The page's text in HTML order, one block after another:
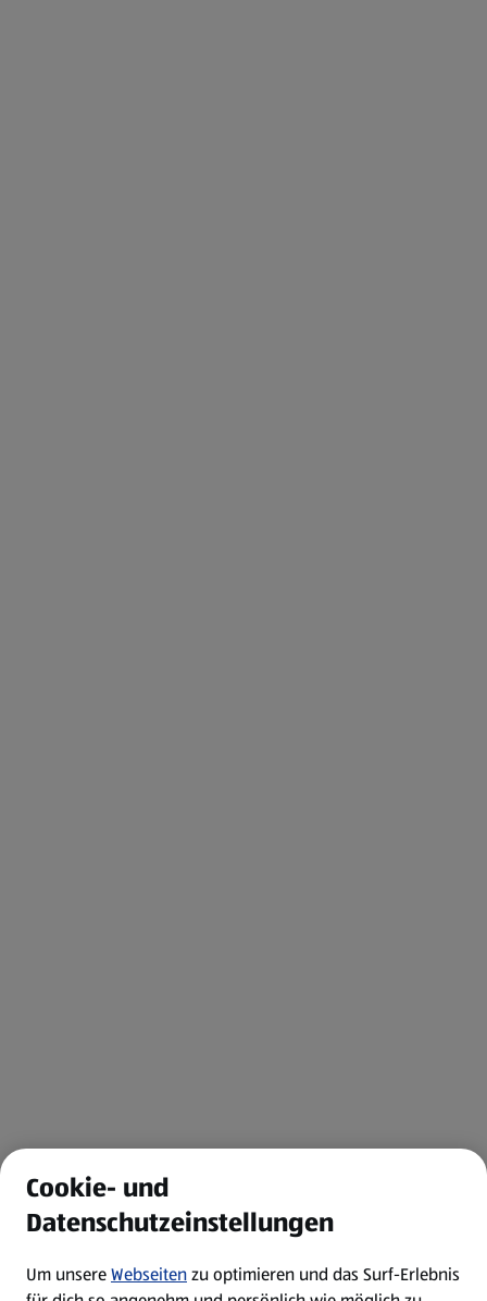
Cookie- und
Datenschutzeinstellungen
Um unsereWebseitenzu optimieren und das Surf-Erlebnis